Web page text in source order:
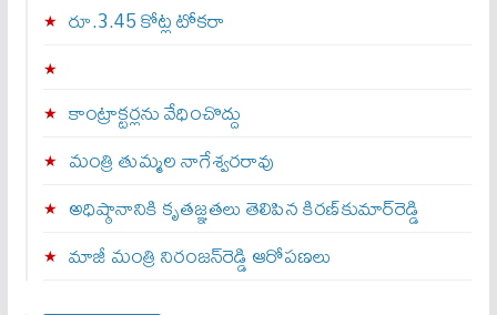
రూ.3.45 కోట్ల టోకరా
కాంట్రాక్టర్లను వేధించొద్దు
మంత్రి తుమ్మల నాగేశ్వరరావు
అధిష్ఠానానికి కృతజ్ఞతలు తెలిపిన కిరణ్‌కుమార్‌రెడ్డి
మాజీ మంత్రి నిరంజన్‌రెడ్డి ఆరోపణలు